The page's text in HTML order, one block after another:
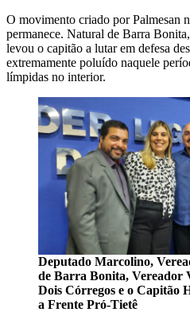
O movimento criado por Palmesan
permanece. Natural de Barra
levou o capitão a lutar em defesa
extremamente poluído naquele
límpidas no interior.
Deputado Marcolino,
de Barra Bonita, Vereador
Dois Córregos e o Capitão
a Frente Pró-Tietê